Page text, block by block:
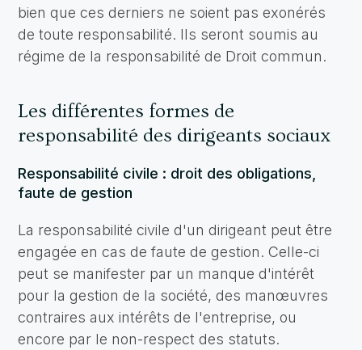
bien que ces derniers ne soient pas exonérés
de toute responsabilité. Ils seront soumis au
régime de la responsabilité de Droit commun.
Les différentes formes de
responsabilité des dirigeants sociaux
Responsabilité civile : droit des obligations,
faute de gestion
La responsabilité civile d'un dirigeant peut être
engagée en cas de faute de gestion. Celle-ci
peut se manifester par un manque d'intérêt
pour la gestion de la société, des manœuvres
contraires aux intérêts de l'entreprise, ou
encore par le non-respect des statuts.